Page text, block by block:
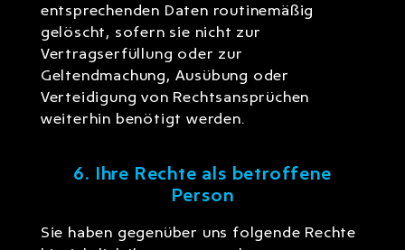
entsprechenden Daten routinemäßig
gelöscht, sofern sie nicht zur
Vertragserfüllung oder zur
Geltendmachung, Ausübung oder
Verteidigung von Rechtsansprüchen
weiterhin benötigt werden.
6. Ihre Rechte als betroffene
Person
Sie haben gegenüber uns folgende Rechte